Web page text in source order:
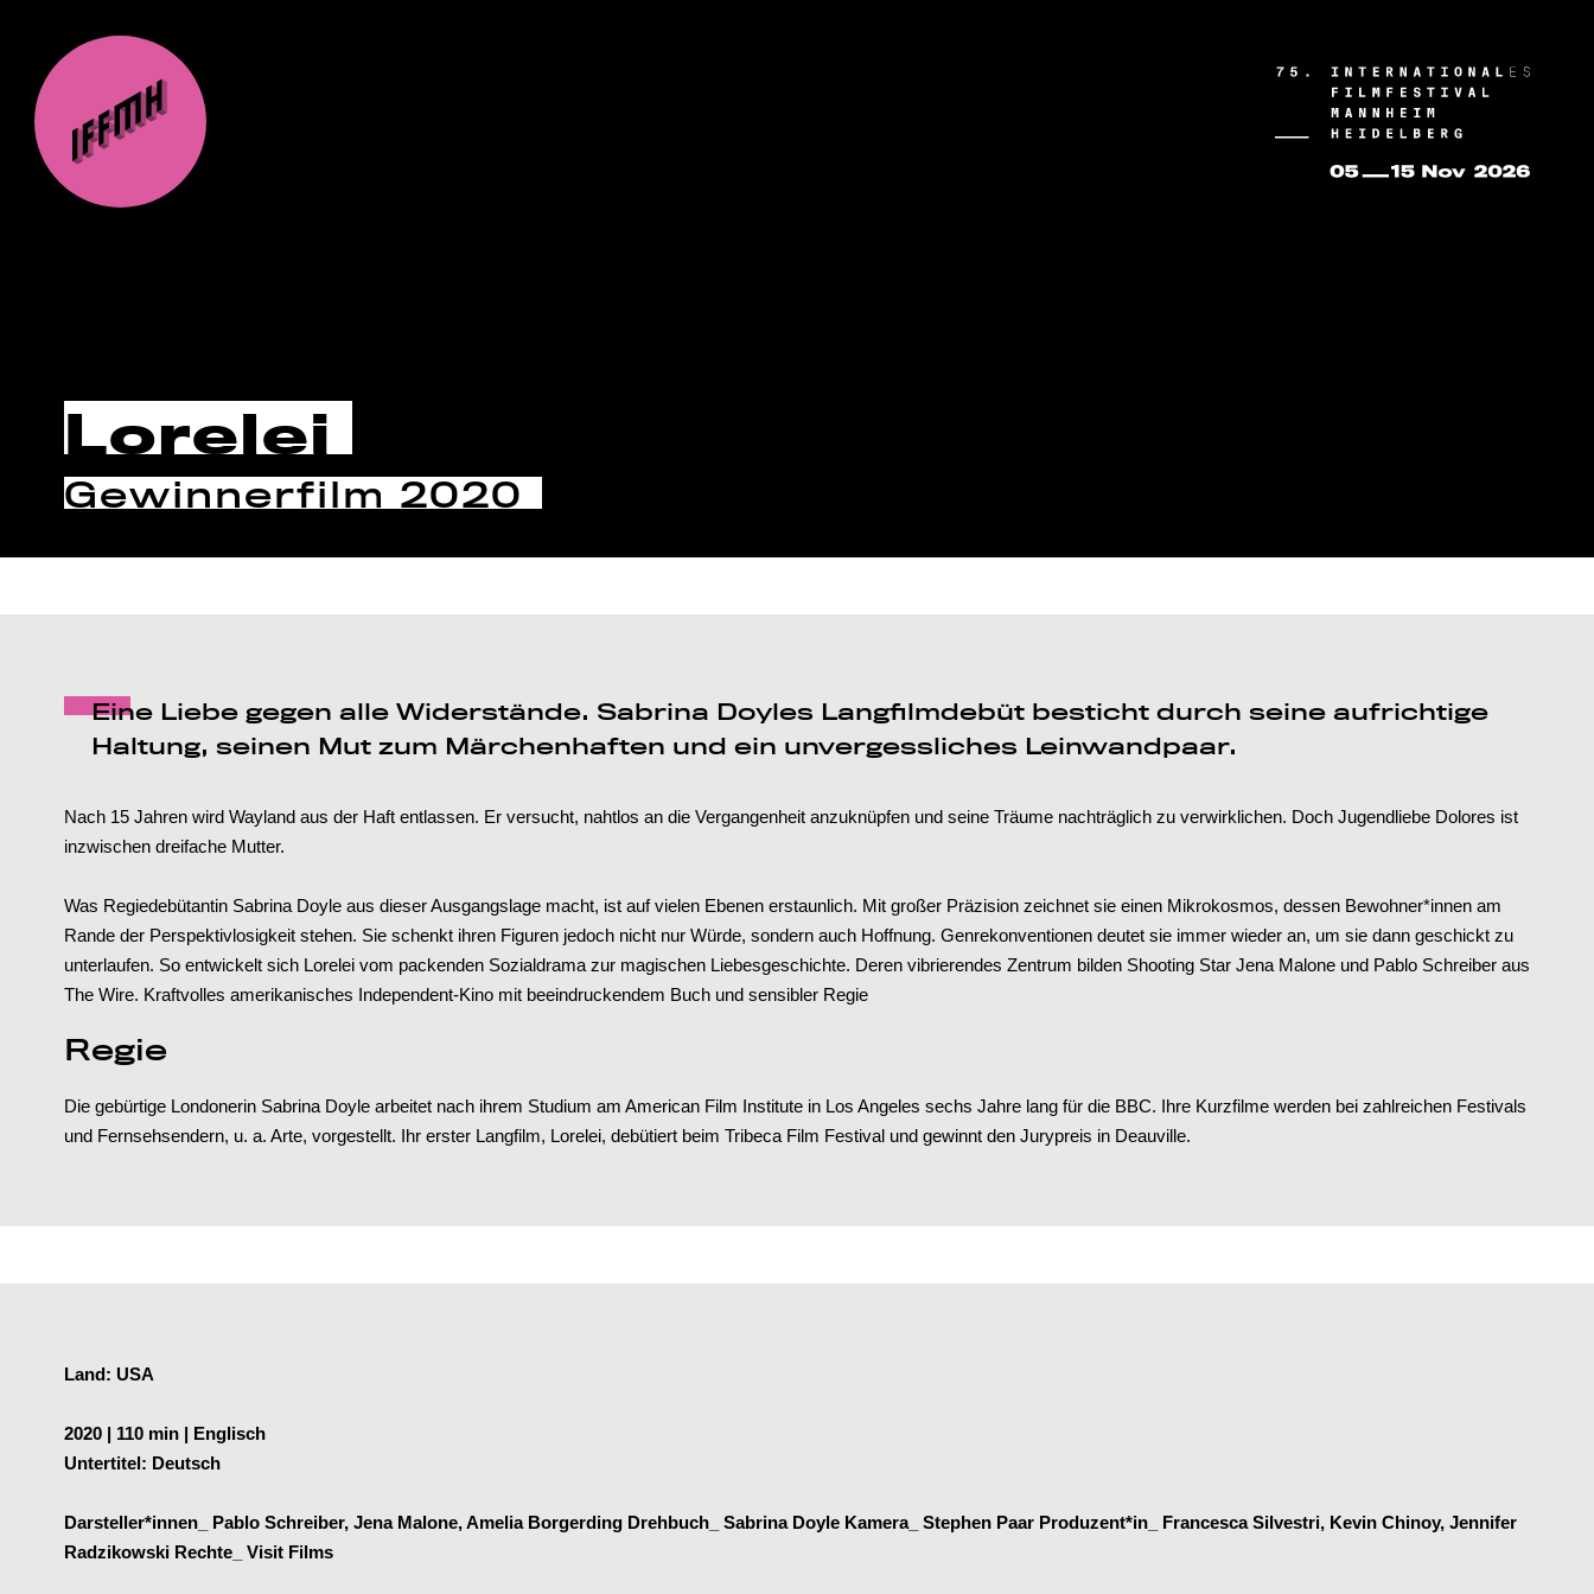
Lorelei
Gewinnerfilm 2020
Eine Liebe gegen alle Widerstände. Sabrina Doyles Langfilmdebüt besticht durch seine aufrichtige
Haltung, seinen Mut zum Märchenhaften und ein unvergessliches Leinwandpaar.
Nach 15 Jahren wird Wayland aus der Haft entlassen. Er versucht, nahtlos an die Vergangenheit anzuknüpfen und seine Träume nachträglich zu verwirklichen. Doch Jugendliebe Dolores ist
inzwischen dreifache Mutter.
Was Regiedebütantin Sabrina Doyle aus dieser Ausgangslage macht, ist auf vielen Ebenen erstaunlich. Mit großer Präzision zeichnet sie einen Mikrokosmos, dessen Bewohner*innen am
Rande der Perspektivlosigkeit stehen. Sie schenkt ihren Figuren jedoch nicht nur Würde, sondern auch Hoffnung. Genrekonventionen deutet sie immer wieder an, um sie dann geschickt zu
unterlaufen. So entwickelt sich Lorelei vom packenden Sozialdrama zur magischen Liebesgeschichte. Deren vibrierendes Zentrum bilden Shooting Star Jena Malone und Pablo Schreiber aus
The Wire. Kraftvolles amerikanisches Independent-Kino mit beeindruckendem Buch und sensibler Regie
Regie
Die gebürtige Londonerin Sabrina Doyle arbeitet nach ihrem Studium am American Film Institute in Los Angeles sechs Jahre lang für die BBC. Ihre Kurzfilme werden bei zahlreichen Festivals
und Fernsehsendern, u. a. Arte, vorgestellt. Ihr erster Langfilm, Lorelei, debütiert beim Tribeca Film Festival und gewinnt den Jurypreis in Deauville.
Land: USA
2020 | 110 min | Englisch
Untertitel: Deutsch
Darsteller*innen_ Pablo Schreiber, Jena Malone, Amelia Borgerding Drehbuch_ Sabrina Doyle Kamera_ Stephen Paar Produzent*in_ Francesca Silvestri, Kevin Chinoy, Jennifer
Radzikowski Rechte_ Visit Films